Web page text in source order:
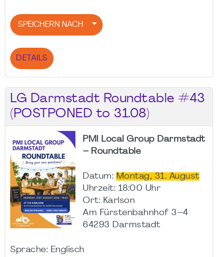
SPEICHERN NACH
DETAILS
LG Darmstadt Roundtable #43
(POSTPONED to 31.08)
PMI Local Group Darmstadt
– Roundtable
Datum: Montag, 31. August
Uhrzeit: 18:00 Uhr
Ort: Karlson
Am Fürstenbahnhof 3–4
64293 Darmstadt
Sprache: Englisch